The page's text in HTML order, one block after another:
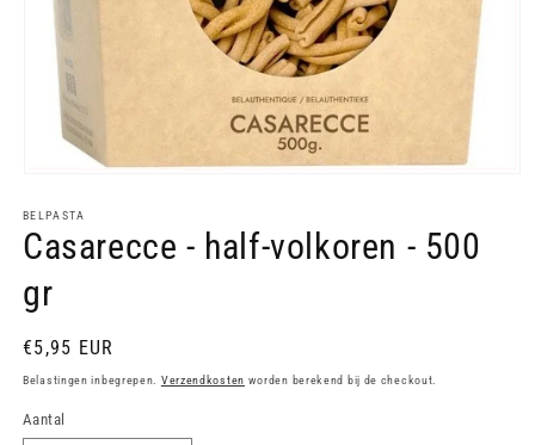
openen
in
modaal
BELPASTA
Casarecce - half-volkoren - 500
gr
Normale
prijs
€5,95 EUR
Belastingen inbegrepen. Verzendkosten worden berekend bij de checkout.
Aantal